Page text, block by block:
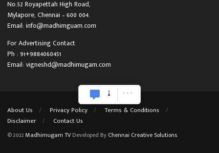
No.52 Royapettah High Road,
Mylapore, Chennai – 600 004.
Email: info@madhimguam.com
For Advertising Contact
Ph : 91+9884060451
Email: vigneshd@madhimugam.com
About Us Privacy Policy
Terms & Conditions
Disclaimer
Contact Us
© 2022 Madhimugam TV Developed By Chennai Creative Solutions.